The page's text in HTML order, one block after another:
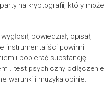
na kryptografii, który może
powiedział, opisał,
instrumentaliści powinni
i popierać substancję .
. test psychiczny odłączenie
warunki i muzyka opinie.